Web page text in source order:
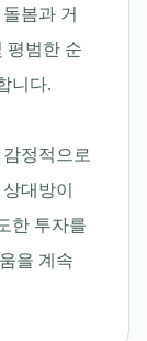
봄과 거
평범한 순
니다.
정적으로
대방이
한 투자를
을 계속